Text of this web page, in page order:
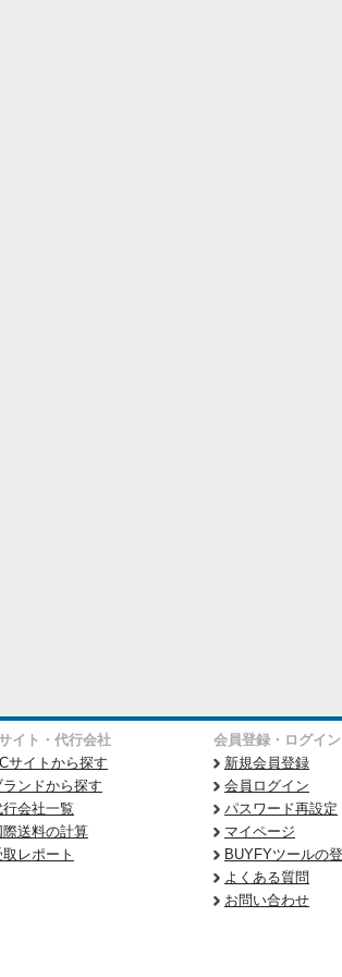
イト・代行会社
サイトから探す
ランドから探す
行会社一覧
際送料の計算
取レポート
会員登録・ログイン
新規会員登録
会員ログイン
パスワード再設定
マイページ
BUYFYツールの
よくある質問
お問い合わせ